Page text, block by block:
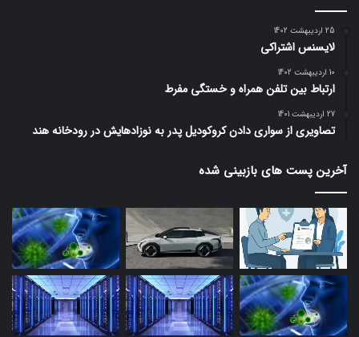
25 اردیبهشت 1402
لایسنس اشتراکی
10 اردیبهشت 1402
ارتباط بین تلفن همراه و خستگی مفرط
27 اردیبهشت 1401
تصاویری از سواری دادن کروکودیل پدر به نوزادهایش در رودخانه هند
آخرین پست های بازبینی شده